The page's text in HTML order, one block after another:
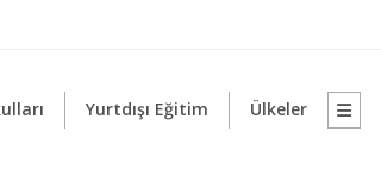
Yurtdışı Eğitim Ülkeler